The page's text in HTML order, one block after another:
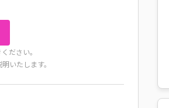
ださい。
いたします。